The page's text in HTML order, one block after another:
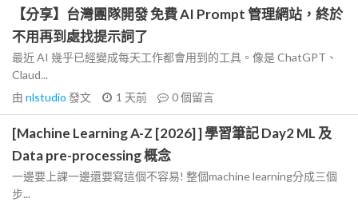
【分享】台灣團隊開發 免費 AI Prompt 管理網站，終於
不用再到處找提示詞了
最近 AI 幾乎已經變成每天工作都會用到的工具。像是 ChatGPT、
Claud...
由 nlstudio 發文 1 天前 0個留言
[Machine Learning A-Z [2026] ] 學習筆記 Day2 ML 及
Data pre-processing 概念
一邊要上課一邊還要寫這個不容易! 整個machine learning分成三個
步...